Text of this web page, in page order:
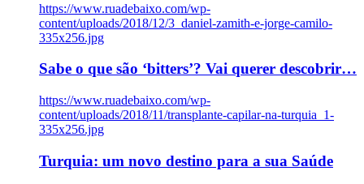
https://www.ruadebaixo.com/wp-
content/uploads/2018/12/3_daniel-zamith-e-jorge-camilo-
335x256.jpg
Sabe o que são ‘bitters’? Vai querer descobrir…
https://www.ruadebaixo.com/wp-
content/uploads/2018/11/transplante-capilar-na-turquia_1-
335x256.jpg
Turquia: um novo destino para a sua Saúde